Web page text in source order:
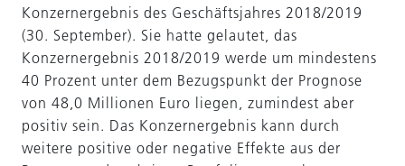
Konzernergebnis des Geschäftsjahres 2018/2019
(30. September). Sie hatte gelautet, das
Konzernergebnis 2018/2019 werde um mindestens
40 Prozent unter dem Bezugspunkt der Prognose
von 48,0 Millionen Euro liegen, zumindest aber
positiv sein. Das Konzernergebnis kann durch
weitere positive oder negative Effekte aus der